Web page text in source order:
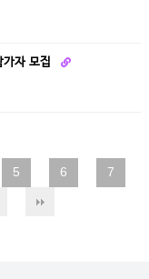
자 모집
5 6 7